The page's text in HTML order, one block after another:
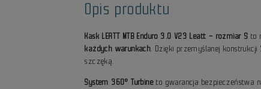
Opis produktu
Kask LEATT MTB Enduro 3.0 V23 Leatt – rozmiar S to
każdych warunkach . Dzięki przemyślanej
szczęką.
System 360° Turbine to gwarancja bezpieczeństwa